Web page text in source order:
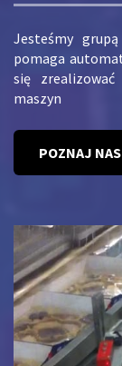
Jesteśmy
pomaga
się
maszyn
POZNAJ NAS